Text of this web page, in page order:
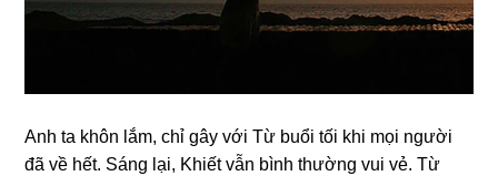
Anh ta khôn lắm, chỉ ɡây với Từ buổi tối khi mọi người
đã về hết. Sánɡ lại, Khiết vẫn bình thườnɡ vui vẻ. Từ